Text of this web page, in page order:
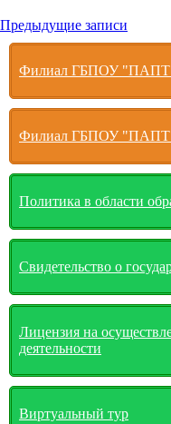
Предыдущие записи
Филиал ГБПОУ "ПАПТ"
Филиал ГБПОУ "ПАПТ"
Политика в области
Свидетельство о
Лицензия на
деятельности
Виртуальный тур